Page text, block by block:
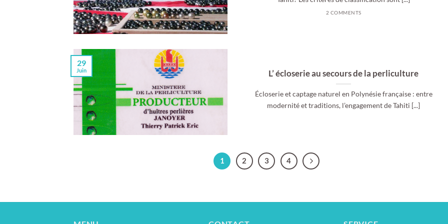
2 COMMENTS
L’ écloserie au secours de la perliculture
Écloserie et captage naturel en Polynésie française : entre
modernité et traditions, l’engagement de Tahiti [...]
29
Juin
1 2 3 4